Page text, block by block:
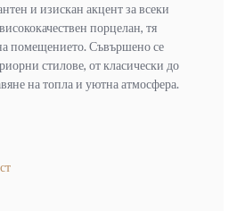
и изискан акцент за всеки
порцелан, тя
помещението. Съвършено се
стилове, от класически до
на топла и уютна атмосфера.